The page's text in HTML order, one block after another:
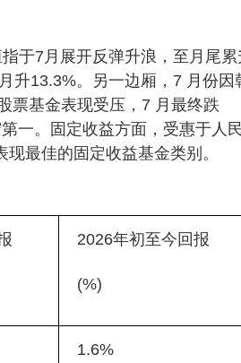
于7月展开反弹升浪，至月尾累
升13.3%。另一边厢，7 月份因
票基金表现受压，7 月最终跌
一。固定收益方面，受惠于人
最佳的固定收益基金类别。
2026年初至今回报
(%)
1.6%